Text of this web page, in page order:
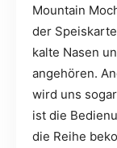
Mountain
der
kalte Nasen
angehören.
wird uns
ist die
die Reihe